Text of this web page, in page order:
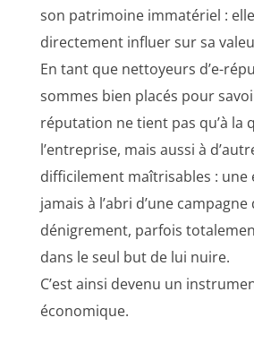
son patrimoine immatériel :
directement influer sur sa
En tant que nettoyeurs d’e-
sommes bien placés pour
réputation ne tient pas qu’à la
l’entreprise, mais aussi à
difficilement maîtrisables : une
jamais à l’abri d’une campagne
dénigrement, parfois
dans le seul but de lui nuire.
C’est ainsi devenu un
économique.